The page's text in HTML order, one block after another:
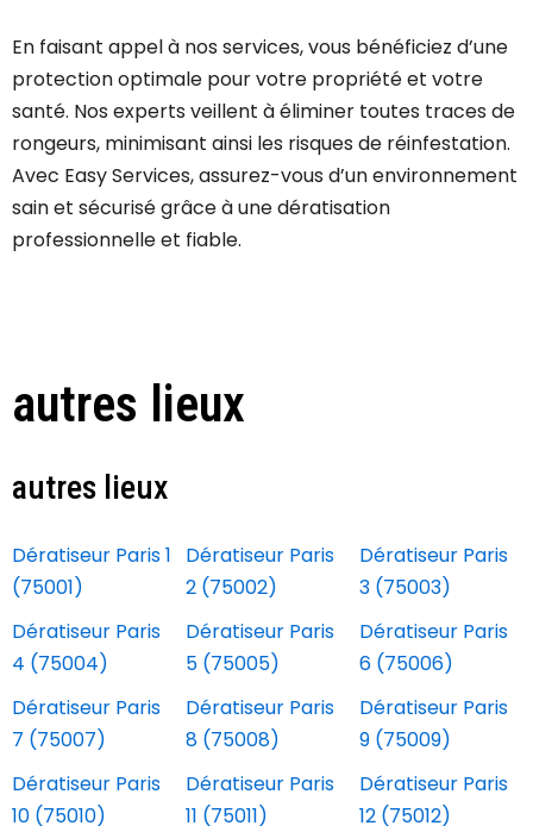
En faisant appel à nos services, vous bénéficiez d’une
protection optimale pour votre propriété et votre
santé. Nos experts veillent à éliminer toutes traces de
rongeurs, minimisant ainsi les risques de réinfestation.
Avec Easy Services, assurez-vous d’un environnement
sain et sécurisé grâce à une dératisation
professionnelle et fiable.
autres lieux
autres lieux
Dératiseur Paris 1
(75001)
Dératiseur Paris
2 (75002)
Dératiseur Paris
3 (75003)
Dératiseur Paris
4 (75004)
Dératiseur Paris
5 (75005)
Dératiseur Paris
6 (75006)
Dératiseur Paris
7 (75007)
Dératiseur Paris
8 (75008)
Dératiseur Paris
9 (75009)
Dératiseur Paris
10 (75010)
Dératiseur Paris
11 (75011)
Dératiseur Paris
12 (75012)